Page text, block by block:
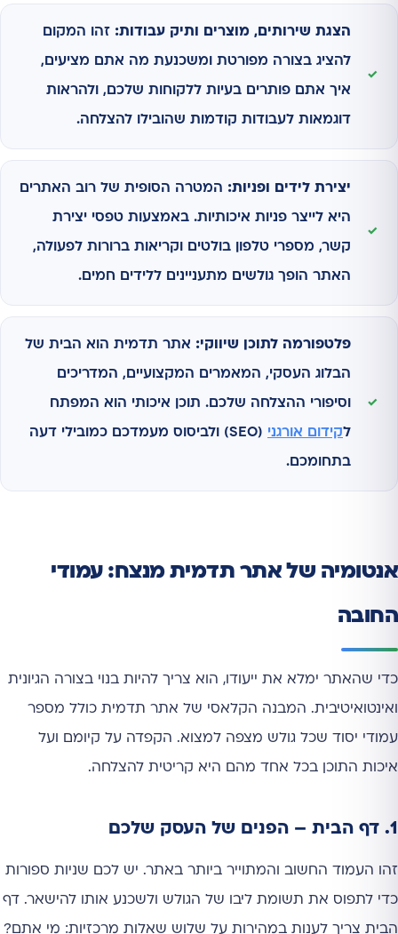
הצגת שירותים, מוצרים ותיק עבודות: זהו המקום
להציג בצורה מפורטת ומשכנעת מה אתם מציעים,
איך אתם פותרים בעיות ללקוחות שלכם, ולהראות
דוגמאות לעבודות קודמות שהובילו להצלחה.
יצירת לידים ופניות: המטרה הסופית של רוב האתרים
היא לייצר פניות איכותיות. באמצעות טפסי יצירת
קשר, מספרי טלפון בולטים וקריאות ברורות לפעולה,
האתר הופך גולשים מתעניינים ללידים חמים.
פלטפורמה לתוכן שיווקי: אתר תדמית הוא הבית של
הבלוג העסקי, המאמרים המקצועיים, המדריכים
וסיפורי ההצלחה שלכם. תוכן איכותי הוא המפתח
לקידום אורגני (SEO) ולביסוס מעמדכם כמובילי דעה
בתחומכם.
אנטומיה של אתר תדמית מנצח: עמודי
החובה
כדי שהאתר ימלא את ייעודו, הוא צריך להיות בנוי בצורה הגיונית
ואינטואיטיבית. המבנה הקלאסי של אתר תדמית כולל מספר
עמודי יסוד שכל גולש מצפה למצוא. הקפדה על קיומם ועל
איכות התוכן בכל אחד מהם היא קריטית להצלחה.
1. דף הבית – הפנים של העסק שלכם
זהו העמוד החשוב והמתוייר ביותר באתר. יש לכם שניות ספורות
כדי לתפוס את תשומת ליבו של הגולש ולשכנע אותו להישאר. דף
הבית צריך לענות במהירות על שלוש שאלות מרכזיות: מי אתם?